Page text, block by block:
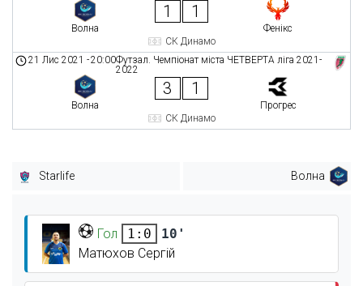
Волна
1 1
Фенікс
СК Динамо
Футзал. Чемпіонат міста ЧЕТВЕРТА ліга 2021-
2022
21 Лис 2021 -20:00
Волна
3 1
Прогрес
СК Динамо
Starlife Волна
Гол 1:0
10'
Матюхов Сергій